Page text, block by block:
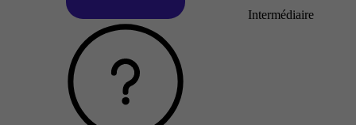
Intermédiaire